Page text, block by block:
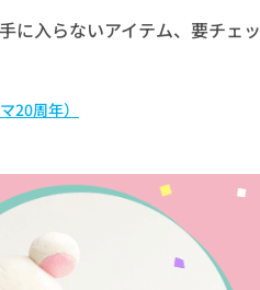
に入らないアイテム、要チェッ
20周年）